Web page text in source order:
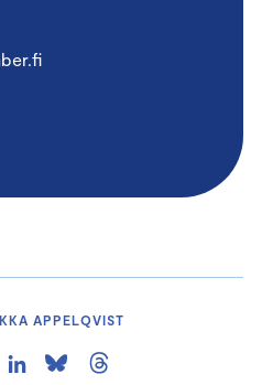
APPELQVIST